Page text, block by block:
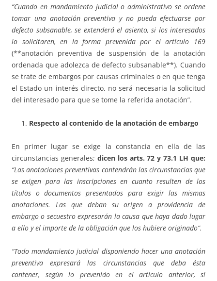
“Cuando en mandamiento judicial o administrativo se ordene
tomar una anotación preventiva y no pueda efectuarse por
defecto subsanable, se extenderá el asiento, si los interesados
lo solicitaren, en la forma prevenida por el artículo 169
(**anotación preventiva de suspensión de la anotación
ordenada que adolezca de defecto subsanable**). Cuando
se trate de embargos por causas criminales o en que tenga
el Estado un interés directo, no será necesaria la solicitud
del interesado para que se tome la referida anotación”.
Respecto al contenido de la anotación de embargo
En primer lugar se exige la constancia en ella de las
circunstancias generales; dicen los arts. 72 y 73.1 LH que:
“Las anotaciones preventivas contendrán las circunstancias que
se exigen para las inscripciones en cuanto resulten de los
títulos o documentos presentados para exigir las mismas
anotaciones. Las que deban su origen a providencia de
embargo o secuestro expresarán la causa que haya dado lugar
a ello y el importe de la obligación que los hubiere originado”.
“Todo mandamiento judicial disponiendo hacer una anotación
preventiva expresará las circunstancias que deba ésta
contener, según lo prevenido en el artículo anterior, si